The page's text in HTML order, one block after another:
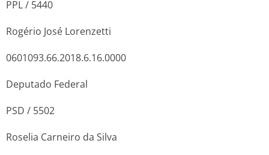
PPL / 5440
Rogério José Lorenzetti
0601093.66.2018.6.16.0000
Deputado Federal
PSD / 5502
Roselia Carneiro da Silva